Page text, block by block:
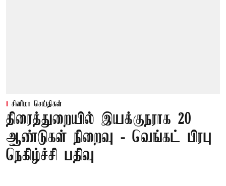
சினிமா செய்திகள்
திரைத்துறையில் இயக்குநராக 20
ஆண்டுகள் நிறைவு - வெங்கட் பிரபு
நெகிழ்ச்சி பதிவு